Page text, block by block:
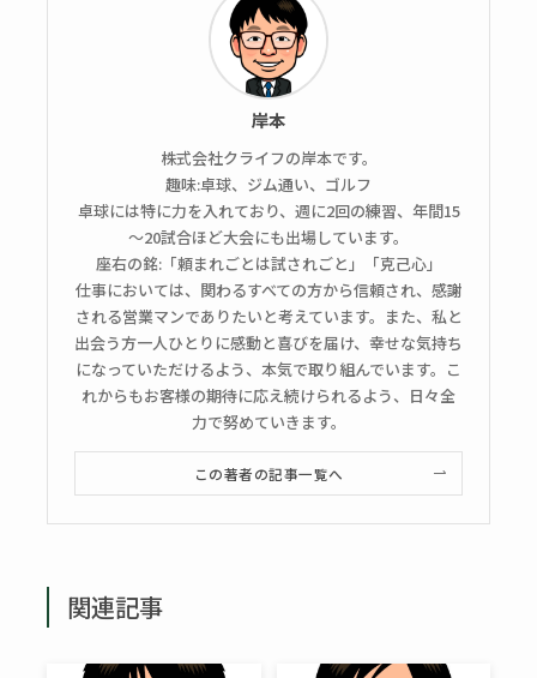
岸本
株式会社クライフの岸本です。
趣味:卓球、ジム通い、ゴルフ
卓球には特に力を入れており、週に2回の練習、年間15
～20試合ほど大会にも出場しています。
座右の銘:「頼まれごとは試されごと」「克己心」
仕事においては、関わるすべての方から信頼され、感謝
される営業マンでありたいと考えています。また、私と
出会う方一人ひとりに感動と喜びを届け、幸せな気持ち
になっていただけるよう、本気で取り組んでいます。こ
れからもお客様の期待に応え続けられるよう、日々全
力で努めていきます。
この著者の記事一覧へ
関連記事